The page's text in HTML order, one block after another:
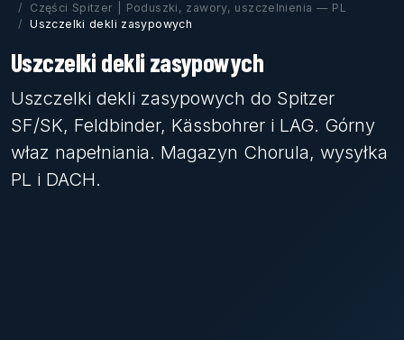
Części Spitzer | Poduszki, zawory, uszczelnienia — PL
Uszczelki dekli zasypowych
Uszczelki dekli zasypowych
Uszczelki dekli zasypowych do Spitzer
SF/SK, Feldbinder, Kässbohrer i LAG. Górny
właz napełniania. Magazyn Chorula, wysyłka
PL i DACH.